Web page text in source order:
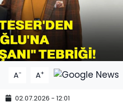
A- A+
02.07.2026 - 12:01